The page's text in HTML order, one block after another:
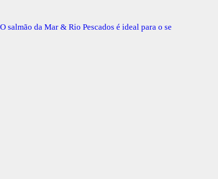
O salmão da Mar & Rio Pescados é ideal para o se